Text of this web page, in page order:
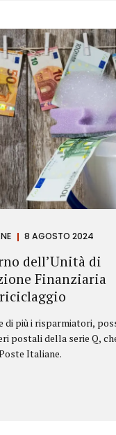
8 AGOSTO 2024
dell’Unità di
Finanziaria
di più i risparmiatori,
postali della serie Q,
Italiane.